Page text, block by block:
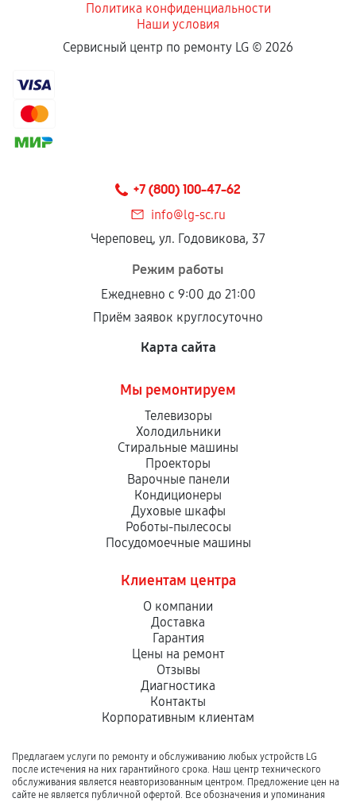
Политика конфиденциальности
Наши условия
Сервисный центр по ремонту LG © 2026
+7 (800) 100-47-62
info@lg-sc.ru
Череповец, ул. Годовикова, 37
Режим работы
Ежедневно с 9:00 до 21:00
Приём заявок круглосуточно
Карта сайта
Мы ремонтируем
Телевизоры
Холодильники
Стиральные машины
Проекторы
Варочные панели
Кондиционеры
Духовые шкафы
Роботы-пылесосы
Посудомоечные машины
Клиентам центра
О компании
Доставка
Гарантия
Цены на ремонт
Отзывы
Диагностика
Контакты
Корпоративным клиентам
Предлагаем услуги по ремонту и обслуживанию любых устройств LG
после истечения на них гарантийного срока. Наш центр технического
обслуживания является неавторизованным центром. Предложение цен на
сайте не является публичной офертой. Все обозначения и упоминания